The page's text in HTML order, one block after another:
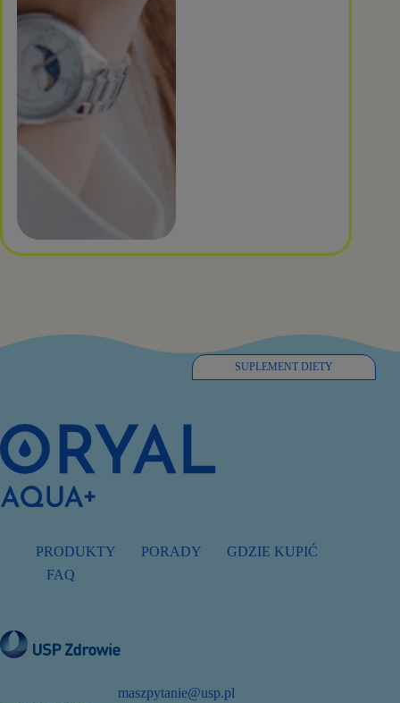
SUPLEMENT DIETY
PRODUKTY PORADY
GDZIE KUPIĆ
FAQ
maszpytanie@usp.pl